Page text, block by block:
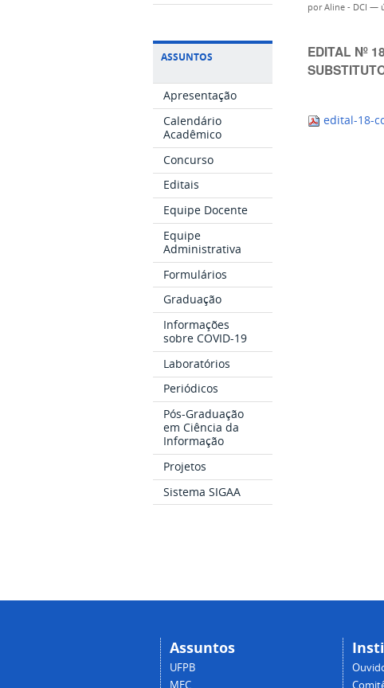
ASSUNTOS
Apresentação
Calendário
Acadêmico
Concurso
Editais
Equipe Docente
Equipe
Administrativa
Formulários
Graduação
Informações
sobre COVID-19
Laboratórios
Periódicos
Pós-Graduação
em Ciência da
Informação
Projetos
Sistema SIGAA
porAline - DCI —
EDITAL Nº
edital-18-
Assuntos
UFPB
MEC